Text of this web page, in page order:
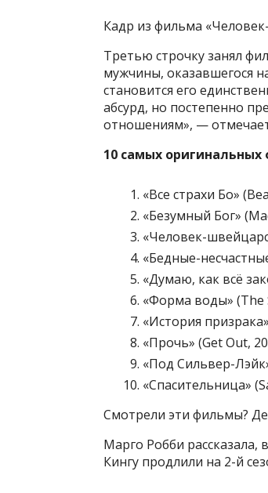
Кадр из фильма
Третью строчку занял
мужчины, оказавшегося
становится его
абсурд, но постепенно
отношениям», —
10 самых
«Все страхи Бо»
«Безумный Бог»
«Человек-
«Бедные-
«Думаю, как всё
«Форма воды» (The
«История
«Прочь» (Get Out,
«Под Сильвер-
«Спасительница»
Смотрели эти фильмы?
Марго Робби рассказала,
Кингу продлили на 2-й